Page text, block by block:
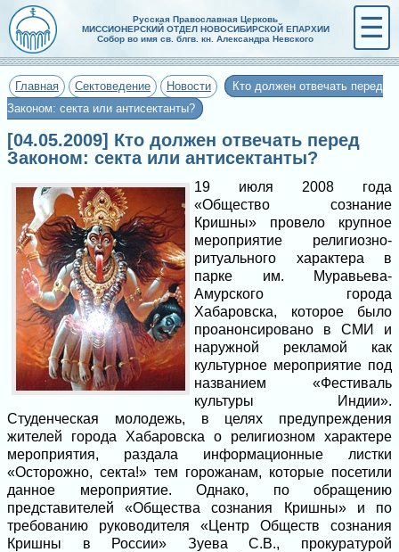
Русская Православная Церковь
МИССИОНЕРСКИЙ ОТДЕЛ НОВОСИБИРСКОЙ ЕПАРХИИ
Собор во имя св. блгв. кн. Александра Невского
☰
Главная Сектоведение Новости
Кто должен отвечать перед
Законом: секта или антисектанты?
[04.05.2009] Кто должен отвечать перед
Законом: секта или антисектанты?
19 июля 2008 года
«Общество сознание
Кришны» провело крупное
мероприятие религиозно-
ритуального характера в
парке им. Муравьева-
Амурского города
Хабаровска, которое было
проанонсировано в СМИ и
наружной рекламой как
культурное мероприятие под
названием «Фестиваль
культуры Индии».
Студенческая молодежь, в целях предупреждения
жителей города Хабаровска о религиозном характере
мероприятия, раздала информационные листки
«Осторожно, секта!» тем горожанам, которые посетили
данное мероприятие. Однако, по обращению
представителей «Общества сознания Кришны» и по
требованию руководителя «Центр Обществ сознания
Кришны в России» Зуева С.В., прокуратурой